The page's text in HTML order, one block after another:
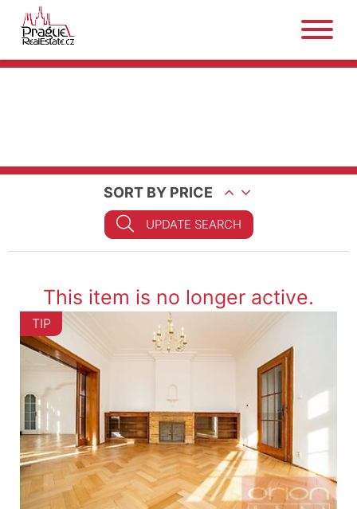
SORT BY PRICE
UPDATE SEARCH
This item is no longer active.
TIP